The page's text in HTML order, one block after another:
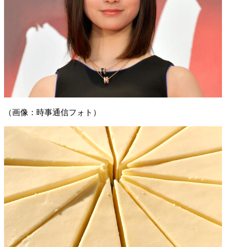
（画像：時事通信フォト）